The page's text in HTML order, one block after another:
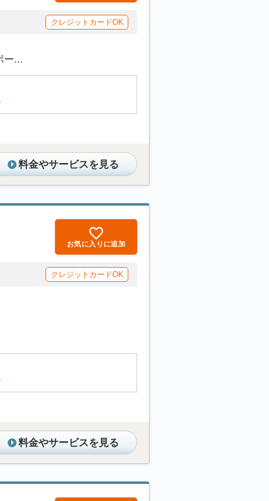
クレジットカードOK
ー...
料金やサービスを見る
お気に入りに追加
クレジットカードOK
料金やサービスを見る